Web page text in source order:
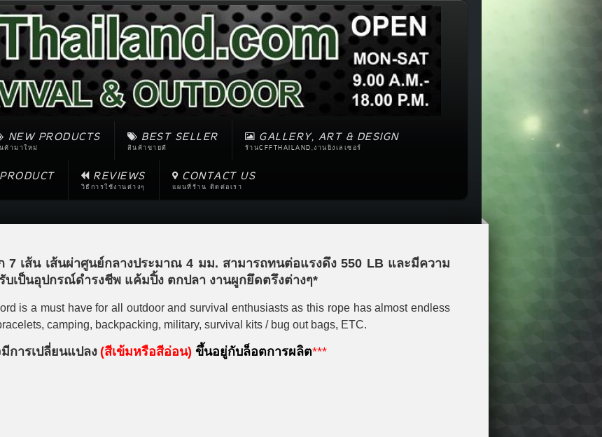
NEW PRODUCTS
ค้ามาใหม่
BEST SELLER
สินค้าขายดี
GALLERY, ART & DESIGN
ร้านCFFTHAILAND,งานยิงเลเซอร์
REVIEWS
วิธีการใช้งานต่างๆ
CONTACT US
แผนที่ร้าน ติดต่อเรา
7 เส้น เส้นผ่าศูนย์กลางประมาณ 4 มม. สามารถทนต่อแรงดึง 550 LB และมีความ
บเป็นอุปกรณ์ดำรงชีพ แค้มปิ้ง ตกปลา งานผูกยึดตรึงต่างๆ*
is a must have for all outdoor and survival enthusiasts as this rope has almost endless
camping, backpacking, military, survival kits / bug out bags, ETC.
การเปลี่ยนแปลง (สีเข้มหรือสีอ่อน) ขึ้นอยู่กับล็อตการผลิต***